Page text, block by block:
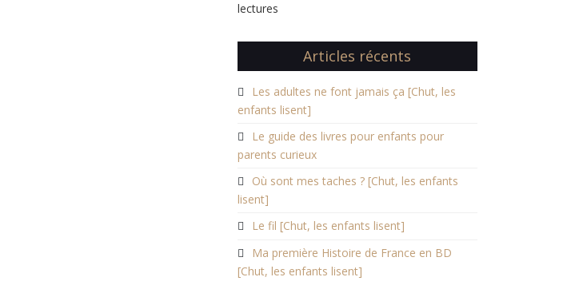
lectures
Articles récents
Les adultes ne font jamais ça [Chut, les
enfants lisent]
Le guide des livres pour enfants pour
parents curieux
Où sont mes taches ? [Chut, les enfants
lisent]
Le fil [Chut, les enfants lisent]
Ma première Histoire de France en BD
[Chut, les enfants lisent]